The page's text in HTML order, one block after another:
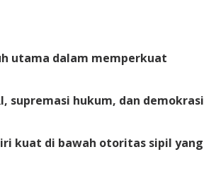
utama dalam memperkuat
supremasi hukum, dan demokrasi
kuat di bawah otoritas sipil yang